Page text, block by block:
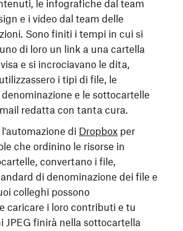
le infografiche dal team
e i video dal team delle
Sono finiti i tempi in cui si
di loro un link a una cartella
e si incrociavano le dita,
i tipi di file, le
e le sottocartelle
redatta con tanta cura.
di Dropbox per
che ordinino le risorse in
convertano i file,
di denominazione dei file e
colleghi possono
caricare i loro contributi e tu
JPEG finirà nella sottocartella